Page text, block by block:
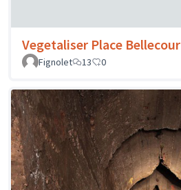
Vegetaliser Place Bellecour
Fignolet
13 0